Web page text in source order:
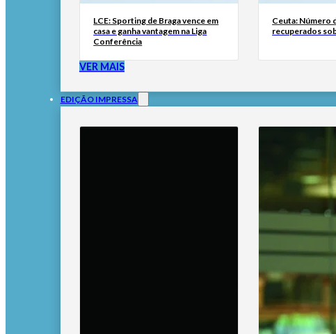
LCE: Sporting de Braga vence em
casa e ganha vantagem na Liga
Conferência
Ceuta: Número
recuperados
VER MAIS
EDIÇÃO IMPRESSA